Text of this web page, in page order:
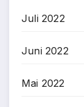
Juli 2022
Juni 2022
Mai 2022